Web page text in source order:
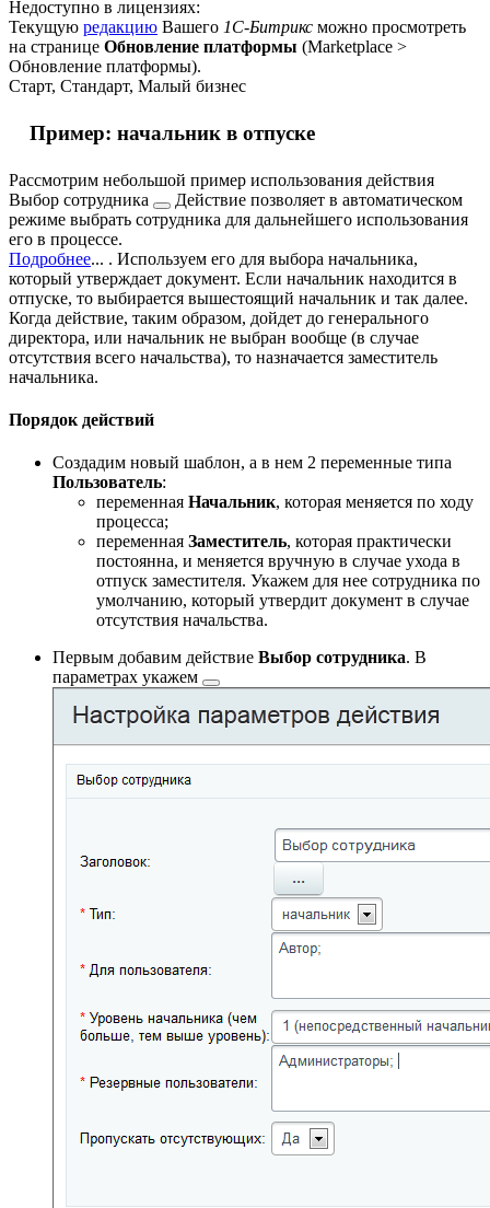
Недоступно в лицензиях:
Текущую редакцию Вашего 1С-Битрикс можно просмотреть
на странице Обновление платформы (Marketplace >
Обновление платформы).
Старт, Стандарт, Малый бизнес
Пример: начальник в отпуске
Рассмотрим небольшой пример использования действия
Выбор сотрудника
Действие позволяет в автоматическом
режиме выбрать сотрудника для дальнейшего использования
его в процессе.
Подробнее... . Используем его для выбора начальника,
который утверждает документ. Если начальник находится в
отпуске, то выбирается вышестоящий начальник и так далее.
Когда действие, таким образом, дойдет до генерального
директора, или начальник не выбран вообще (в случае
отсутствия всего начальства), то назначается заместитель
начальника.
Порядок действий
Создадим новый шаблон, а в нем 2 переменные типа
Пользователь:
переменная Начальник, которая меняется по ходу
процесса;
переменная Заместитель, которая практически
постоянна, и меняется вручную в случае ухода в
отпуск заместителя. Укажем для нее сотрудника по
умолчанию, который утвердит документ в случае
отсутствия начальства.
Первым добавим действие Выбор сотрудника. В
параметрах укажем